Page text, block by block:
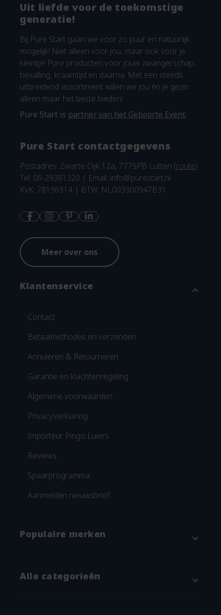
Uit liefde voor de toekomstige
generatie!
Bij Pure Start gaan we voor zo puur en natuurlijk
mogelijk! Niet alleen voor jou, maar ook voor je
kleintje! Pure producten voor jouw zwangerschap,
bevalling, kraamtijd en daarna. Met een steeds
uitbreidend assortiment willen we jou én je gezin
alleen maar het beste bieden!
Pure Start is partner van het Geboorte Event.
Pure Start contactgegevens
Postadres: Zwarte Dijk 12a, 7775PB Lutten (route)
Tel: 06-29381320 | Email: info@purestart.nl
KvK: 78196914 | BTW: NL003300947B31
Meer over ons
Klantenservice expand_more
Contact
Betaalmethodes en verzenden
Annuleren & Retourneren
Garantie en klachtenregeling
Algemene voorwaarden
Privacyverklaring
Importeur Pingo Luiers
Reviews
Spaarprogramma
Aanmelden nieuwsbrief
Populaire merken expand_more
Alle categorieën expand_more